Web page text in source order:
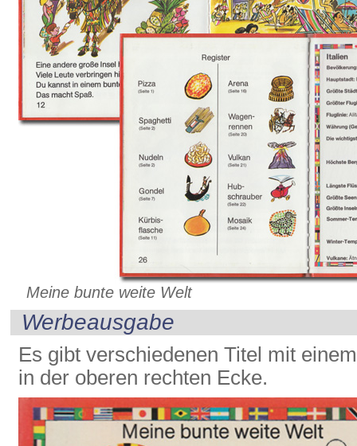
Meine bunte weite Welt
Werbeausgabe
Es gibt verschiedenen Titel mit
in der oberen rechten Ecke.